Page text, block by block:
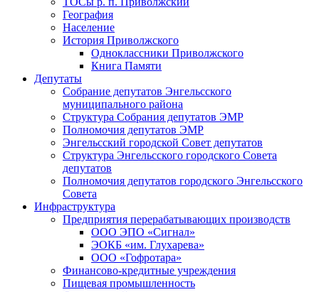
География
Население
История Приволжского
Одноклассники Приволжского
Книга Памяти
Депутаты
Собрание депутатов Энгельсского
муниципального района
Структура Собрания депутатов ЭМР
Полномочия депутатов ЭМР
Энгельсский городской Совет депутатов
Структура Энгельсского городского Совета
депутатов
Полномочия депутатов городского Энгельсского
Совета
Инфраструктура
Предприятия перерабатывающих производств
ООО ЭПО «Сигнал»
ЭОКБ «им. Глухарева»
ООО «Гофротара»
Финансово-кредитные учреждения
Пищевая промышленность